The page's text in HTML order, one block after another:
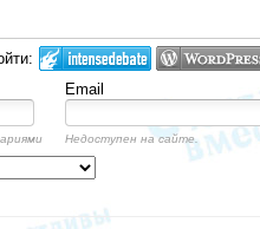
Email
Недоступен на сайте.